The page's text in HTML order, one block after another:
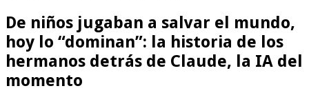
De niños jugaban a salvar el mundo,
hoy lo “dominan”: la historia de los
hermanos detrás de Claude, la IA del
momento